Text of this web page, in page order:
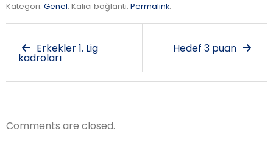
Kategori: Genel. Kalıcı bağlantı: Permalink.
Erkekler 1. Lig
kadroları
Hedef 3 puan
Comments are closed.